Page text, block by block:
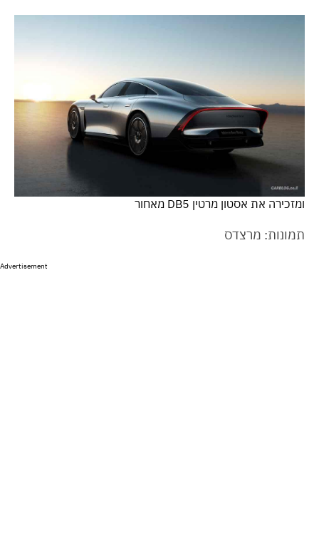
ומזכירה את אסטון מרטין DB5 מאחור
תמונות: מרצדס
Advertisement